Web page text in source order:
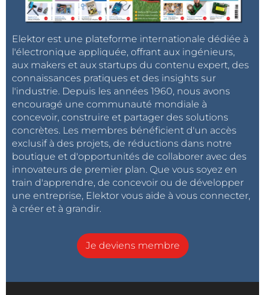
Elektor est une plateforme internationale dédiée à
l'électronique appliquée, offrant aux ingénieurs,
aux makers et aux startups du contenu expert, des
connaissances pratiques et des insights sur
l'industrie. Depuis les années 1960, nous avons
encouragé une communauté mondiale à
concevoir, construire et partager des solutions
concrètes. Les membres bénéficient d'un accès
exclusif à des projets, de réductions dans notre
boutique et d'opportunités de collaborer avec des
innovateurs de premier plan. Que vous soyez en
train d'apprendre, de concevoir ou de développer
une entreprise, Elektor vous aide à vous connecter,
à créer et à grandir.
Je deviens membre